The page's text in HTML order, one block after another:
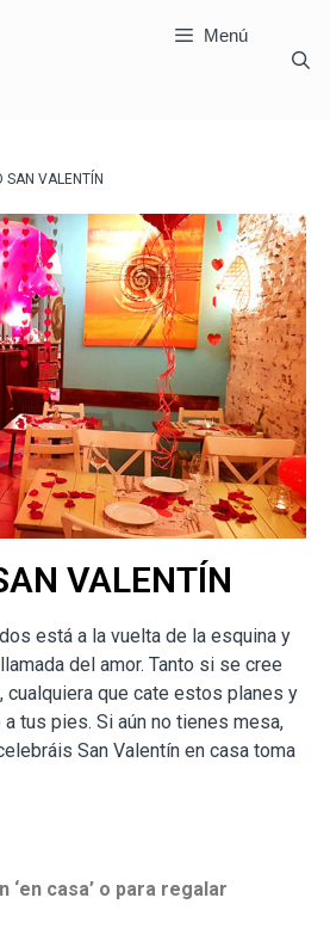
Menú
SAN VALENTÍN
VALENTÍN
está a la vuelta de la esquina y
del amor. Tanto si se cree
cualquiera que cate estos planes y
tus pies. Si aún no tienes mesa,
San Valentín en casa toma
‘en casa’ o para regalar